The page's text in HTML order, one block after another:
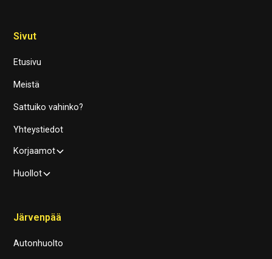
Sivut
Etusivu
Meistä
Sattuiko vahinko?
Yhteystiedot
Korjaamot
Huollot
Järvenpää
Autonhuolto